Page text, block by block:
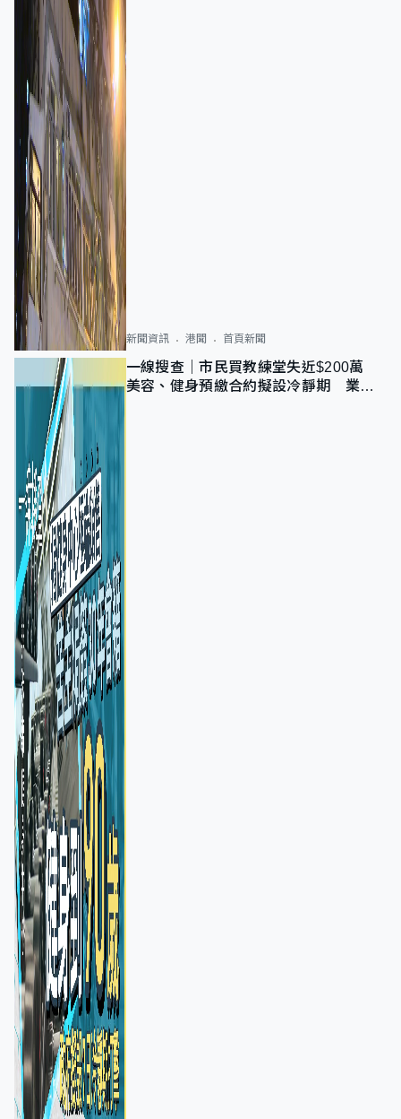
新聞資訊 港聞 首頁新聞
一線搜查｜市民買教練堂失近$200萬
美容、健身預繳合約擬設冷靜期 業界